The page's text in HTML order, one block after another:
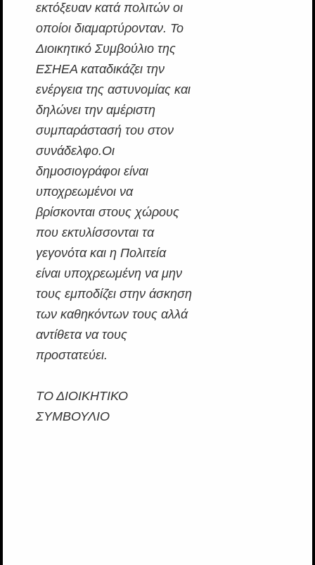
εκτόξευαν κατά πολιτών οι
οποίοι διαμαρτύρονταν. Το
Διοικητικό Συμβούλιο της
ΕΣΗΕΑ καταδικάζει την
ενέργεια της αστυνομίας και
δηλώνει την αμέριστη
συμπαράστασή του στον
συνάδελφο.Οι
δημοσιογράφοι είναι
υποχρεωμένοι να
βρίσκονται στους χώρους
που εκτυλίσσονται τα
γεγονότα και η Πολιτεία
είναι υποχρεωμένη να μην
τους εμποδίζει στην άσκηση
των καθηκόντων τους αλλά
αντίθετα να τους
προστατεύει.
ΤΟ ΔΙΟΙΚΗΤΙΚΟ
ΣΥΜΒΟΥΛΙΟ